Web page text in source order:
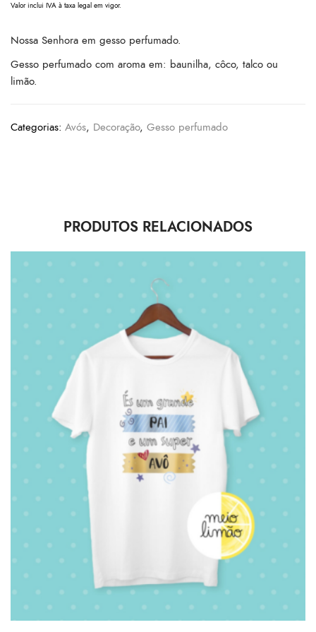
Valor inclui IVA à taxa legal em vigor.
Nossa Senhora em gesso perfumado.
Gesso perfumado com aroma em: baunilha, côco, talco ou
limão.
Categorias: Avós, Decoração, Gesso perfumado
PRODUTOS RELACIONADOS